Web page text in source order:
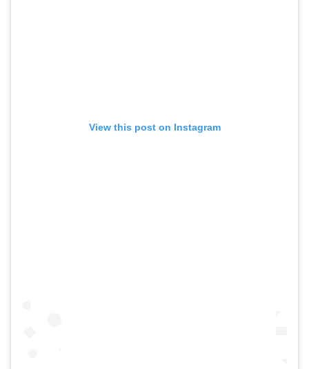
View this post on Instagram